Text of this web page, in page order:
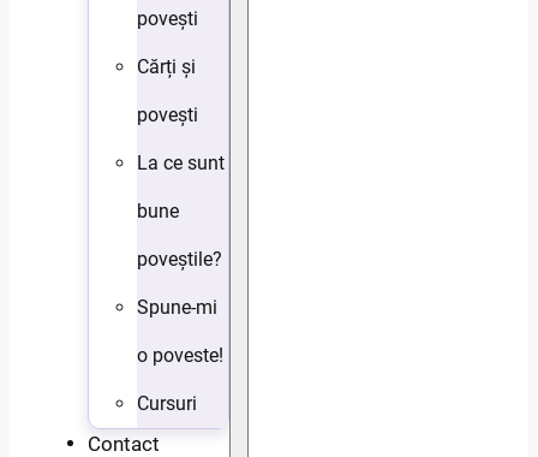
povești
Cărți și
povești
La ce sunt
bune
poveștile?
Spune-mi
o poveste!
Cursuri
Contact